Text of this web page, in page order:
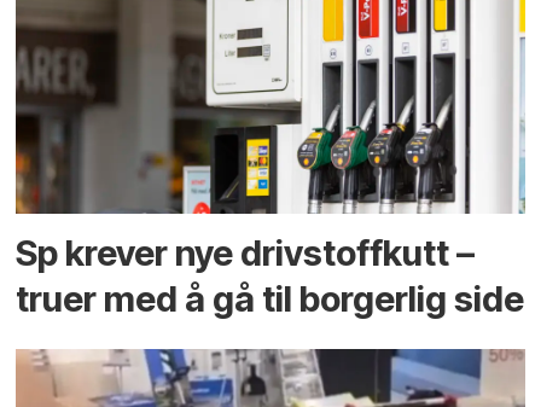
Sp krever nye drivstoffkutt –
truer med å gå til borgerlig side